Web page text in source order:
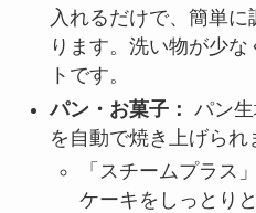
入れるだけで、簡単
ります。洗い物が少
トです。
パン・お菓子： パン
を自動で焼き上げられ
「スチームプラス
ケーキをしっとり